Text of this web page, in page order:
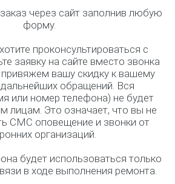
через сайт заполнив любую
форму.
проконсультироваться с
заявку на сайте вместо звонка
вашу скидку к вашему
обращений. Вся
или номер телефона) не будет
лицам. Это означает, что вы не
СМС оповещение и звонки от
организаций.
будет использоваться только
в ходе выполнения ремонта.